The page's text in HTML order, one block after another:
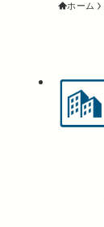
ホーム